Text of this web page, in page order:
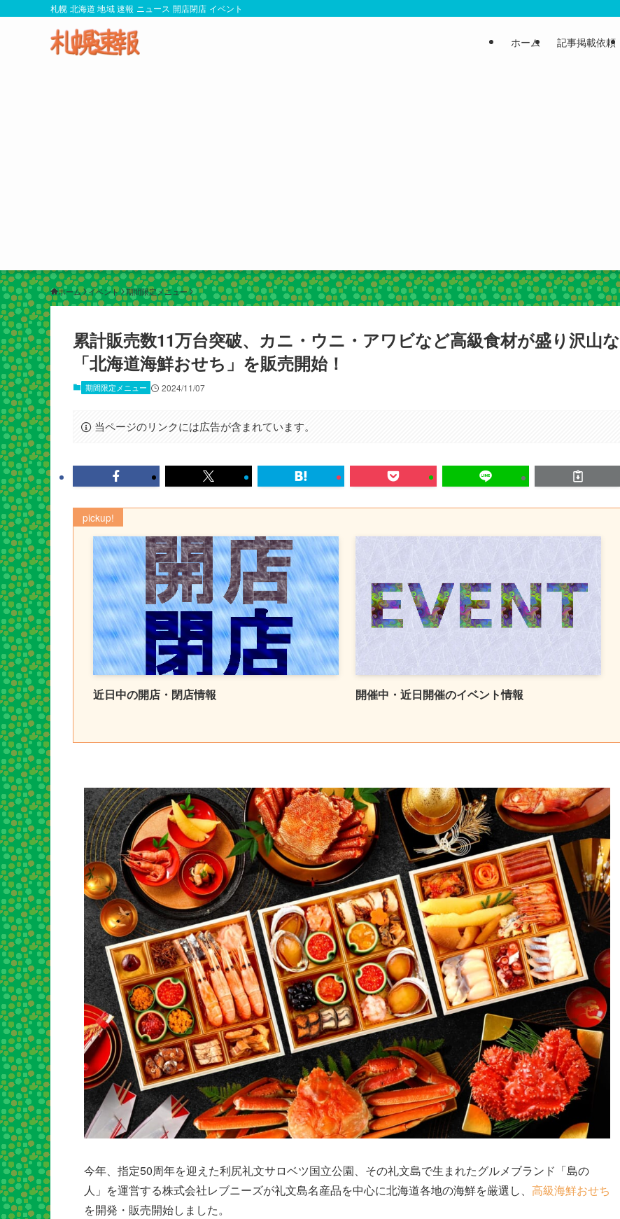
札幌 北海道 地域 速報 ニュース 開店閉店 イベント
ホーム 記事掲載依頼
ホーム イベント 期間限定メニュー
累計販売数11万台突破、カニ・ウニ・アワビなど高級食材が盛り沢山な
「北海道海鮮おせち」を販売開始！
期間限定メニュー 2024/11/07
当ページのリンクには広告が含まれています。
pickup!
近日中の開店・閉店情報 開催中・近日開催のイベント情報
今年、指定50周年を迎えた利尻礼文サロベツ国立公園、その礼文島で生まれたグルメブランド「島の
人」を運営する株式会社レブニーズが礼文島名産品を中心に北海道各地の海鮮を厳選し、 高級海鮮おせち
を開発・販売開始しました。